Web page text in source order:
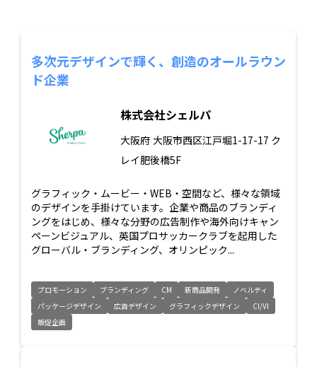
多次元デザインで輝く、創造のオールラウン
ド企業
株式会社シェルパ
大阪府 大阪市西区江戸堀1-17-17 ク
レイ肥後橋5F
グラフィック・ムービー・WEB・空間など、様々な領域
のデザインを手掛けています。企業や商品のブランディ
ングをはじめ、様々な分野の広告制作や海外向けキャン
ペーンビジュアル、英国プロサッカークラブを起用した
グローバル・ブランディング、オリンピック...
プロモーション ブランディング CM 新商品開発
ノベルティ
パッケージデザイン
広告デザイン グラフィックデザイン
CI/VI
販促企画